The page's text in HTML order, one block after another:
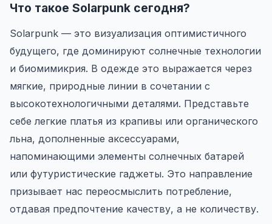
Что такое Solarpunk сегодня?
Solarpunk — это визуализация оптимистичного
будущего, где доминируют солнечные технологии
и биомимикрия. В одежде это выражается через
мягкие, природные линии в сочетании с
высокотехнологичными деталями. Представьте
себе легкие платья из крапивы или органического
льна, дополненные аксессуарами,
напоминающими элементы солнечных батарей
или футуристические гаджеты. Это направление
призывает нас переосмыслить потребление,
отдавая предпочтение качеству, а не количеству.